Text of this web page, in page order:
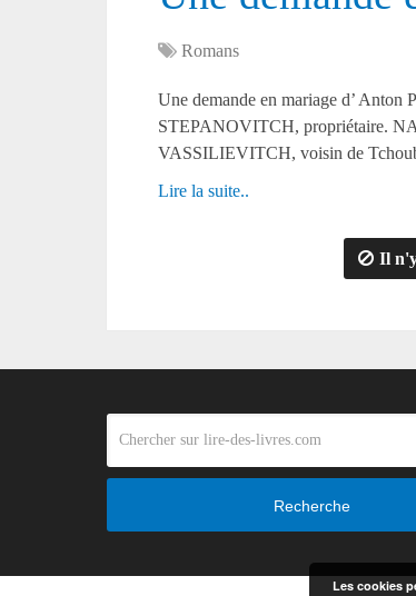
Romans
Une demande en mariage d’
STEPANOVITCH, propriétaire.
VASSILIEVITCH, voisin de
Lire la suite..
Il
Recherche
Les cookies